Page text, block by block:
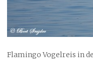
Flamingo Vogelreis in